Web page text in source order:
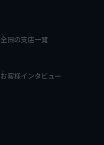
全国の支店一覧
お客様インタビュー